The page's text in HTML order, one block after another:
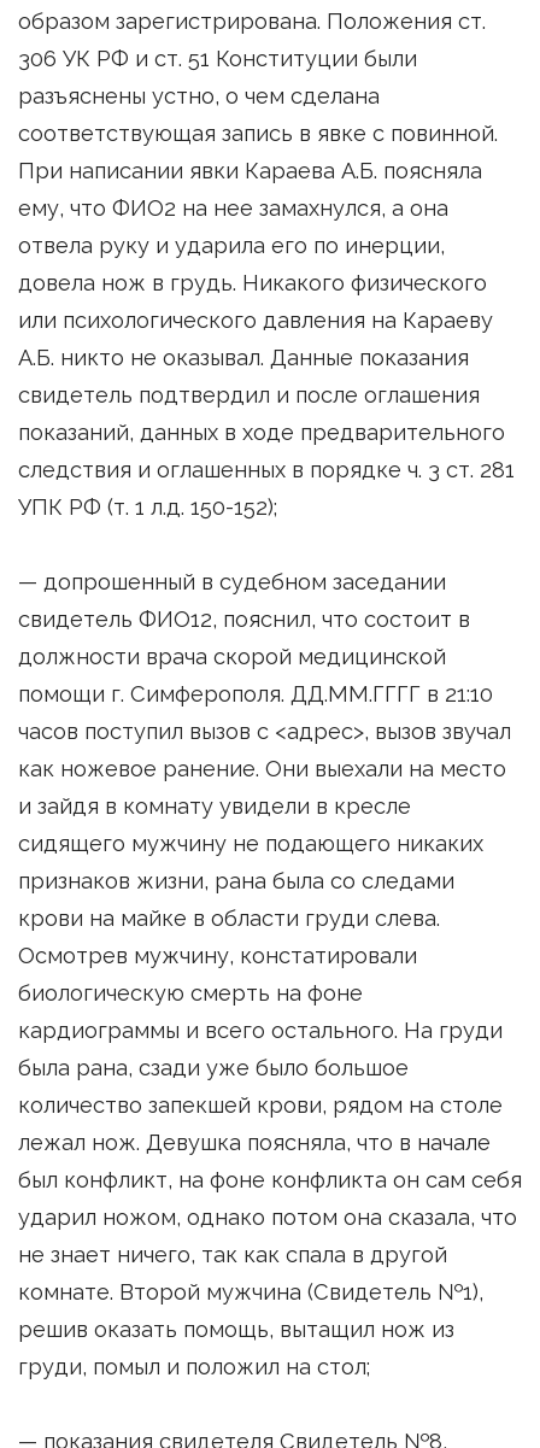
образом зарегистрирована. Положения ст.
306 УК РФ и ст. 51 Конституции были
разъяснены устно, о чем сделана
соответствующая запись в явке с повинной.
При написании явки Караева А.Б. поясняла
ему, что ФИО2 на нее замахнулся, а она
отвела руку и ударила его по инерции,
довела нож в грудь. Никакого физического
или психологического давления на Караеву
А.Б. никто не оказывал. Данные показания
свидетель подтвердил и после оглашения
показаний, данных в ходе предварительного
следствия и оглашенных в порядке ч. 3 ст. 281
УПК РФ (т. 1 л.д. 150-152);
— допрошенный в судебном заседании
свидетель ФИО12, пояснил, что состоит в
должности врача скорой медицинской
помощи г. Симферополя. ДД.ММ.ГГГГ в 21:10
часов поступил вызов с <адрес>, вызов звучал
как ножевое ранение. Они выехали на место
и зайдя в комнату увидели в кресле
сидящего мужчину не подающего никаких
признаков жизни, рана была со следами
крови на майке в области груди слева.
Осмотрев мужчину, констатировали
биологическую смерть на фоне
кардиограммы и всего остального. На груди
была рана, сзади уже было большое
количество запекшей крови, рядом на столе
лежал нож. Девушка поясняла, что в начале
был конфликт, на фоне конфликта он сам себя
ударил ножом, однако потом она сказала, что
не знает ничего, так как спала в другой
комнате. Второй мужчина (Свидетель №1),
решив оказать помощь, вытащил нож из
груди, помыл и положил на стол;
— показания свидетеля Свидетель №8,